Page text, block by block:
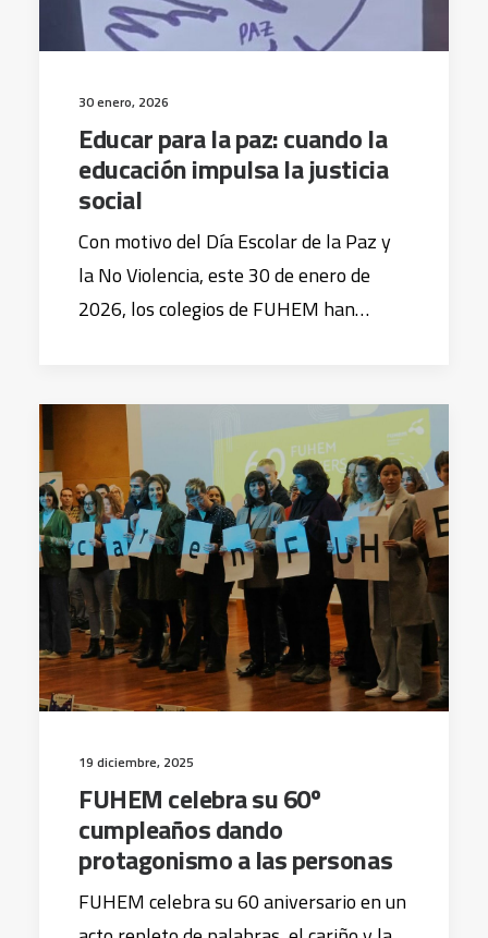
30 enero, 2026
Educar para la paz: cuando la
educación impulsa la justicia
social
Con motivo del Día Escolar de la Paz y
la No Violencia, este 30 de enero de
2026, los colegios de FUHEM han…
19 diciembre, 2025
FUHEM celebra su 60º
cumpleaños dando
protagonismo a las personas
FUHEM celebra su 60 aniversario en un